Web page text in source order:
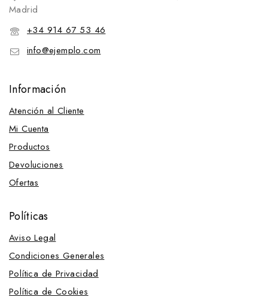
Madrid
+34 914 67 53 46
info@ejemplo.com
Información
Atención al Cliente
Mi Cuenta
Productos
Devoluciones
Ofertas
Políticas
Aviso Legal
Condiciones Generales
Política de Privacidad
Política de Cookies